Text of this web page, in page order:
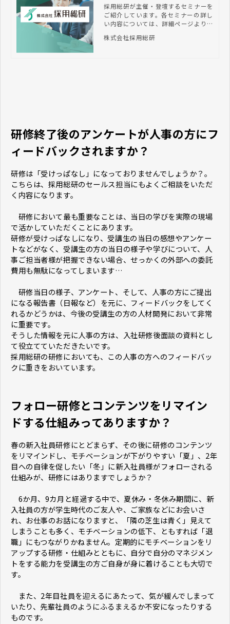
採用総研が主催・登壇するセミナーを
ご紹介しています。各セミナーの詳し
い内容については、詳細ページよりご
経験を持つプロが、採用活動から内定
株式会社採用総研
研修終了後のアンケートが人事の方にフ
ィードバックされますか？
研修は「受けっぱなし」になっておりませんでしょうか？。
こちらは、採用総研のセールス担当にもよくご相談をいただ
く内容になります。
研修において最も重要なことは、当日の学びを実際の現場
で活かしていただくことにあります。
研修が受けっぱなしになり、受講生の当日の感想やアンケー
トなどがなく、受講生の方の当日の様子や学びについて、人
事ご担当者様が把握できない場合、せっかくの外部への委託
費用も無駄になってしまいます…
研修当日の様子、アンケート、そして、人事の方にご提出
になる報告書（日報など）を元に、フィードバックをしてく
れるかどうかは、今後の受講生の方の人材開発において非常
に重要です。
そうした情報を元に人事の方は、入社研修後面談の資料とし
て役立てていただきたいです。
採用総研の研修においても、この人事の方へのフィードバッ
クに重きをおいています。
フォロー研修とコンテンツをリマイン
ドする仕組みってありますか？
春の新入社員研修にとどまらず、その後に研修のコンテンツ
をリマインドし、モチベーションが下がりやすい「夏」、2年
目への自律を促したい「冬」に新入社員様がフォローされる
仕組みが、研修にはありますでしょうか？
6か月、9カ月と経過する中で、夏休み・冬休み期間に、新
入社員の方が学生時代のご友人や、ご家族などにお会いさ
れ、お仕事のお話になりますと、「隣の芝生は青く」見えて
しまうことも多く、モチベーションの低下、ともすれば「退
職」にもつながりかねません。定期的にモチベーションをリ
アップする研修・仕組みとともに、自分で自分のマネジメン
トをする能力を受講生の方ご自身が身に着けることも大切で
す。
また、2年目社員を迎えるにあたって、気が緩んでしまって
いたり、先輩社員のようにふるまえるか不安になったりする
ものです。